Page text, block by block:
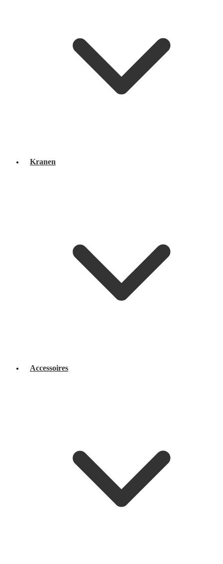
Kranen
Accessoires